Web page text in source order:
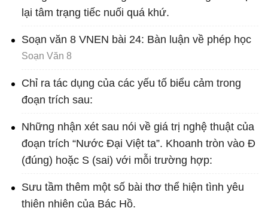
lại tâm trạng tiếc nuối quá khứ.
Soạn văn 8 VNEN bài 24: Bàn luận về phép học
Soạn Văn 8
Chỉ ra tác dụng của các yếu tố biểu cảm trong
đoạn trích sau:
Những nhận xét sau nói về giá trị nghệ thuật của
đoạn trích “Nước Đại Việt ta”. Khoanh tròn vào Đ
(đúng) hoặc S (sai) với mỗi trường hợp:
Sưu tầm thêm một số bài thơ thể hiện tình yêu
thiên nhiên của Bác Hồ.